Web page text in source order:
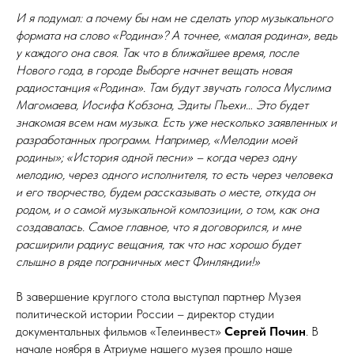
И я подумал: а почему бы нам не сделать упор музыкального
формата на слово «Родина»? А точнее, «малая родина», ведь
у каждого она своя. Так что в ближайшее время, после
Нового года, в городе Выборге начнет вещать новая
радиостанция «Родина». Там будут звучать голоса Муслима
Магомаева, Иосифа Кобзона, Эдиты Пьехи… Это будет
знакомая всем нам музыка. Есть уже несколько заявленных и
разработанных программ. Например, «Мелодии моей
родины»; «История одной песни» – когда через одну
мелодию, через одного исполнителя, то есть через человека
и его творчество, будем рассказывать о месте, откуда он
родом, и о самой музыкальной композиции, о том, как она
создавалась. Самое главное, что я договорился, и мне
расширили радиус вещания, так что нас хорошо будет
слышно в ряде пограничных мест Финляндии!»
В завершение круглого стола выступал партнер Музея
политической истории России – директор студии
документальных фильмов «Телеинвест» Сергей Почин. В
начале ноября в Атриуме нашего музея прошло наше